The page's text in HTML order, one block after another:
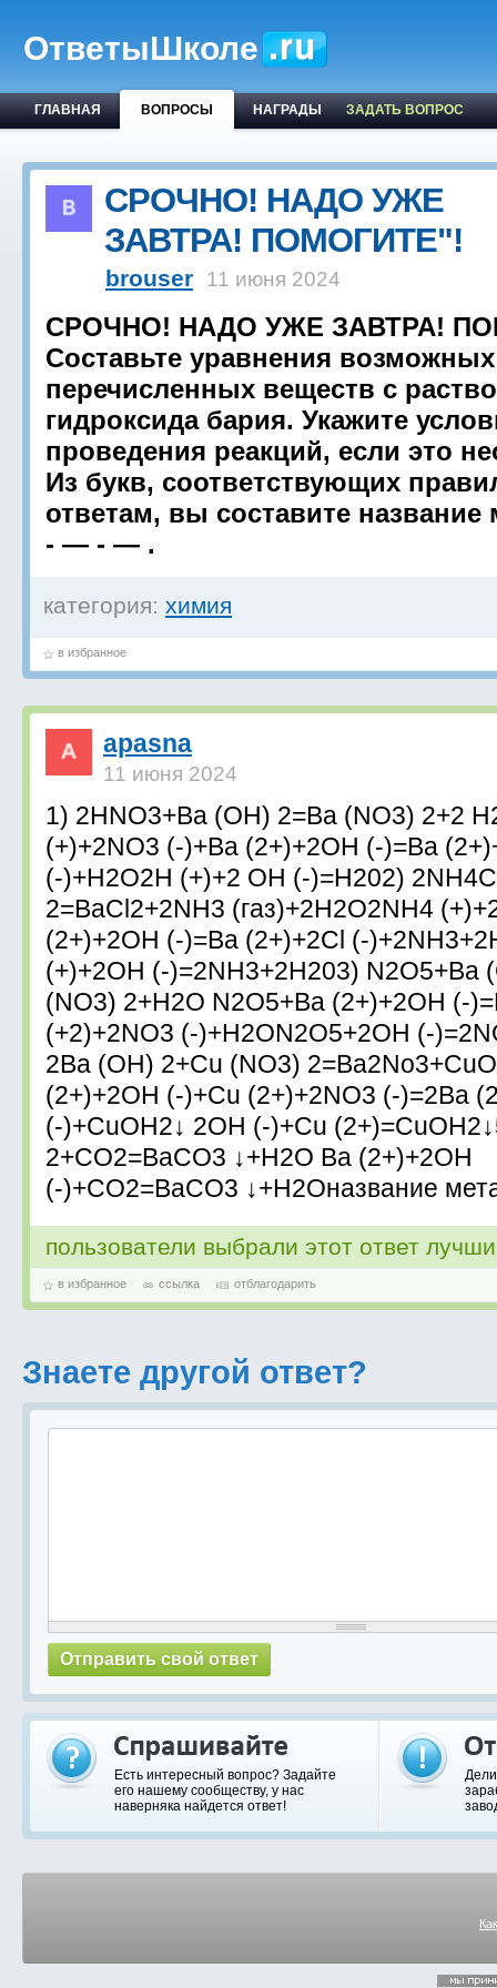
ОтветыШколе
ГЛАВНАЯ ВОПРОСЫ НАГРАДЫ ЗАДАТЬ ВОПРОС
СРОЧНО! НАДО УЖЕ
ЗАВТРА! ПОМОГИТЕ"!
brouser 11 июня 2024
СРОЧНО! НАДО УЖЕ ЗАВТРА!
Составьте уравнения
перечисленных веществ с
гидроксида бария. Укажите
проведения реакций, если это
Из букв, соответствующих
ответам, вы составите
- — - — .
категория: химия
в избранное
apasna
11 июня 2024
1) 2HNO3+Ba (OH) 2=Ba (NO3) 2+2
(+)+2NO3 (-)+Ba (2+)+2OH (-)=Ba
(-)+H2O2H (+)+2 OH (-)=H202)
2=BaCl2+2NH3 (газ)+2H2O2NH4
(2+)+2OH (-)=Ba (2+)+2Cl (-
(+)+2OH (-)=2NH3+2H203) N2O5+Ba
(NO3) 2+H2O N2O5+Ba (2+)+2OH (-
(+2)+2NO3 (-)+H2ON2O5+2OH (-
2Ba (OH) 2+Cu (NO3)
(2+)+2OH (-)+Cu (2+)+2NO3 (-)=2Ba
(-)+CuOH2↓ 2OH (-)+Cu
2+CO2=BaCO3 ↓+H2O Ba (2+)+2OH
(-)+CO2=BaCO3 ↓+H2Oназвание
пользователи выбрали этот ответ
в избранное ссылка отблагодарить
Знаете другой ответ?
Есть интересный вопрос? Задайте
его нашему сообществу, у нас
наверняка найдется ответ!